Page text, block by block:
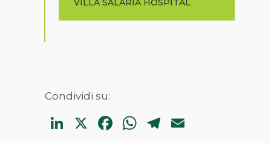
VILLA SALARIA HOSPITAL
Condividi su:
LinkedIn
X Facebook
WhatsApp
Telegram